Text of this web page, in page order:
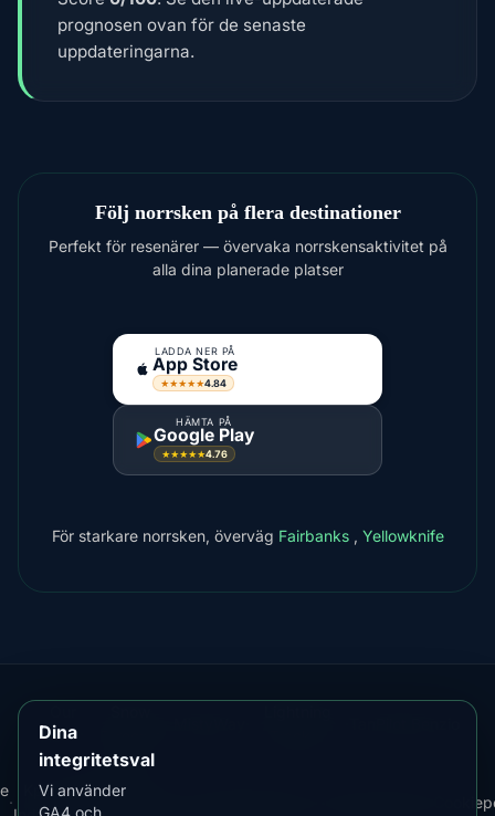
prognosen ovan för de senaste
uppdateringarna.
Följ norrsken på flera destinationer
Perfekt för resenärer — övervaka norrskensaktivitet på
alla dina planerade platser
LADDA NER PÅ
App Store
★★★★★4.84
HÄMTA PÅ
Google Play
★★★★★4.76
För starkare norrsken, överväg Fairbanks , Yellowknife
Apps:
·
Kp
·
Best
·
Ner
Dina
integritetsval
Vi använder
GA4 och